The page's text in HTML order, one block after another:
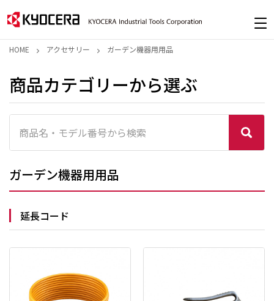
HOME アクセサリー ガーデン機器用用品
商品カテゴリーから選ぶ
ガーデン機器用用品
延長コード